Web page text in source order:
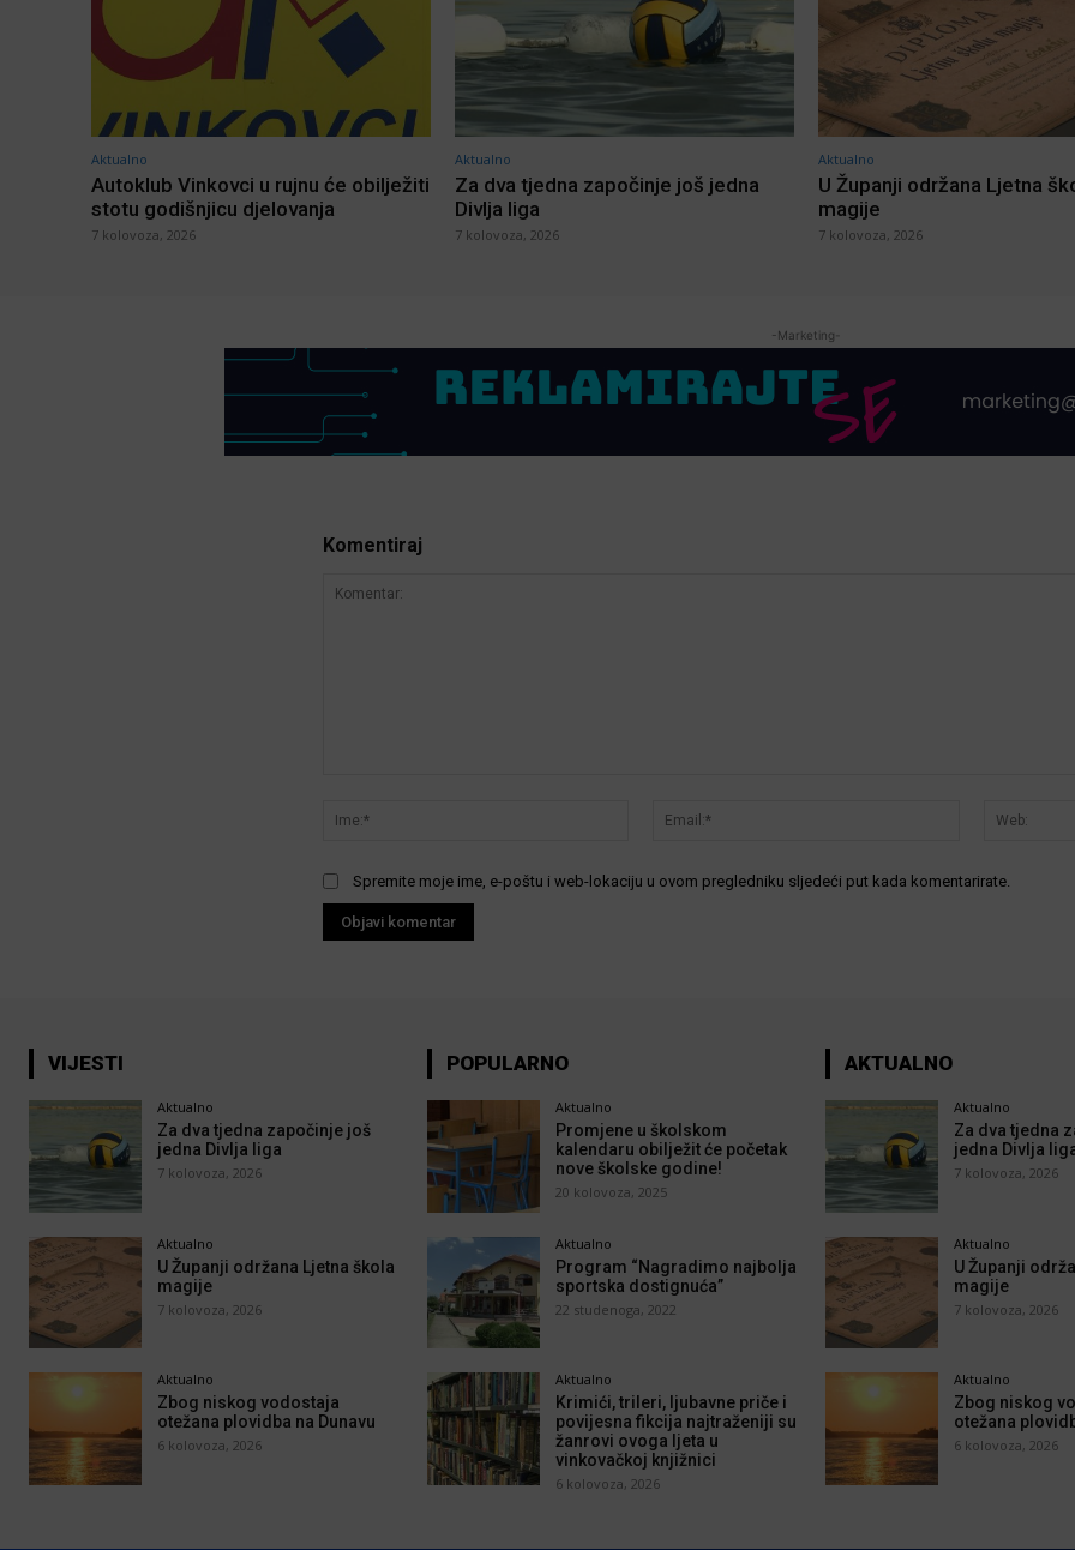
Aktualno
Autoklub Vinkovci u rujnu će obilježiti
stotu godišnjicu djelovanja
7 kolovoza, 2026
Aktualno
Za dva tjedna započinje još jedna
Divlja liga
7 kolovoza, 2026
Aktualno
U Županji održana Ljetna
magije
7 kolovoza, 2026
-Marketing-
Komentiraj
Ime:*
Email:*
Spremite moje ime, e-poštu i web-lokaciju u ovom pregledniku sljedeći put kada komentarirate.
VIJESTI
Aktualno
Za dva tjedna započinje još
jedna Divlja liga
7 kolovoza, 2026
Aktualno
U Županji održana Ljetna škola
magije
7 kolovoza, 2026
Aktualno
Zbog niskog vodostaja
otežana plovidba na Dunavu
6 kolovoza, 2026
POPULARNO
Aktualno
Promjene u školskom
kalendaru obilježit će početak
nove školske godine!
20 kolovoza, 2025
Aktualno
Program “Nagradimo najbolja
sportska dostignuća”
22 studenoga, 2022
Aktualno
Krimići, trileri, ljubavne priče i
povijesna fikcija najtraženiji su
žanrovi ovoga ljeta u
vinkovačkoj knjižnici
6 kolovoza, 2026
AKTUALNO
Aktualno
Za dva tjedna
jedna Divlja
7 kolovoza, 2026
Aktualno
U Županji
magije
7 kolovoza, 2026
Aktualno
Zbog niskog
otežana
6 kolovoza, 2026